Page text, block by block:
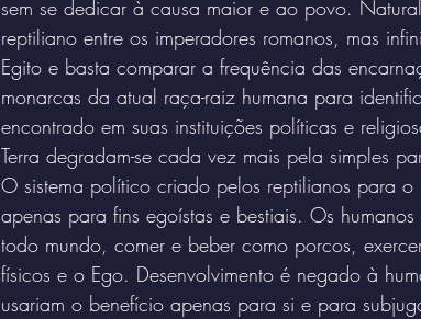
sem se dedicar à causa maior e ao povo.
reptiliano entre os imperadores romanos, mas
Egito e basta comparar a frequência das
monarcas da atual raça-raiz humana para
encontrado em suas instituições políticas e
Terra degradam-se cada vez mais pela simples
O sistema político criado pelos reptilianos para
apenas para fins egoístas e bestiais. Os
todo mundo, comer e beber como porcos,
físicos e o Ego. Desenvolvimento é negado à
usariam o benefício apenas para si e para